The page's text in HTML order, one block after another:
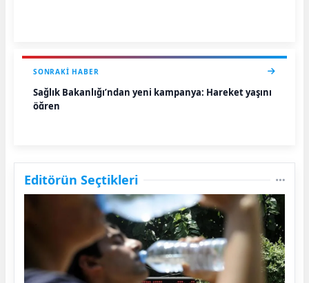
SONRAKI HABER
Sağlık Bakanlığı’ndan yeni kampanya: Hareket yaşını
öğren
Editörün Seçtikleri